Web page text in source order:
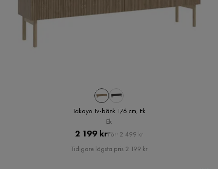
Takayo Tv-bänk 176 cm, Ek
Ek
Pris
2 199 krOriginal
Pris
Förr 2 499 kr
Tidigare lägsta pris 2 199 kr